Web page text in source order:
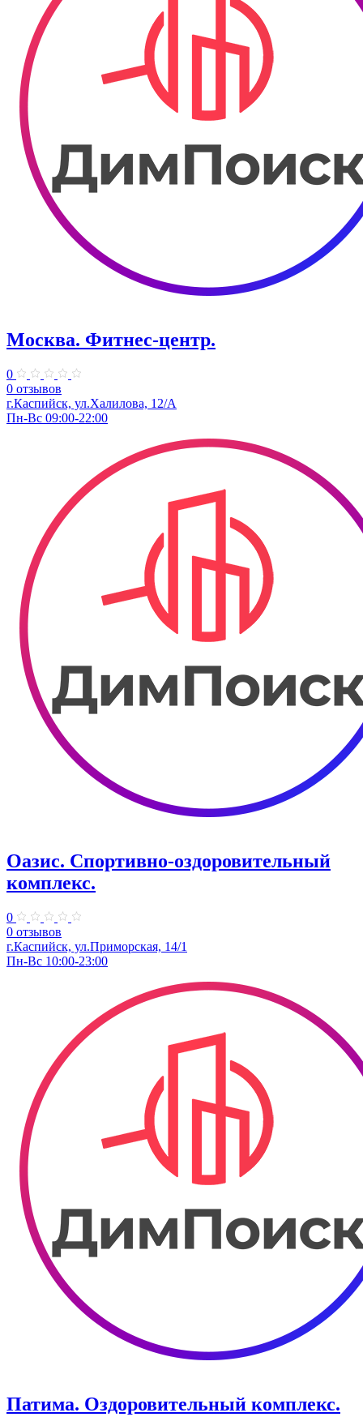
Москва. Фитнес-центр.
0
0 отзывов
г.Каспийск, ул.​Халилова, 12/А
Пн-Вс 09:00-22:00
Оазис. Спортивно-оздоровительный
комплекс.
0
0 отзывов
г.Каспийск, ул.Приморская, 14/1
Пн-Вс 10:00-23:00
Патима. Оздоровительный комплекс.